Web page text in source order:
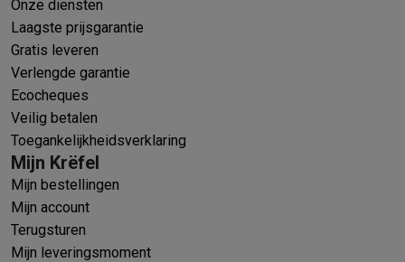
Onze diensten
Laagste prijsgarantie
Gratis leveren
Verlengde garantie
Ecocheques
Veilig betalen
Toegankelijkheidsverklaring
Mijn Krëfel
Mijn bestellingen
Mijn account
Terugsturen
Mijn leveringsmoment